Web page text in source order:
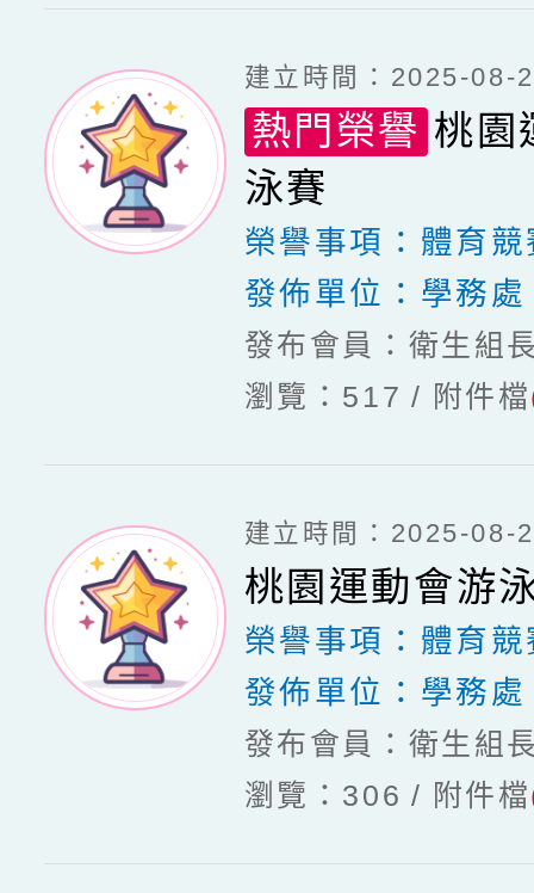
建立時間：2025-08-
熱門榮譽 桃園
泳賽
榮譽事項： 體育競
發佈單位： 學務處
發布會員：衛生組
瀏覽：517
附件檔
建立時間：2025-08-
桃園運動會游
榮譽事項： 體育競
發佈單位： 學務處
發布會員：衛生組
瀏覽：306
附件檔